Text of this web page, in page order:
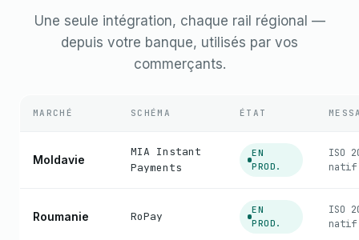
Une seule intégration, chaque rail régional —
depuis votre banque, utilisés par vos
commerçants.
MARCHÉ SCHÉMA ÉTAT
Moldavie
MIA Instant
Payments
EN
PROD.
ISO
natif
Roumanie RoPay
EN
PROD.
ISO
natif